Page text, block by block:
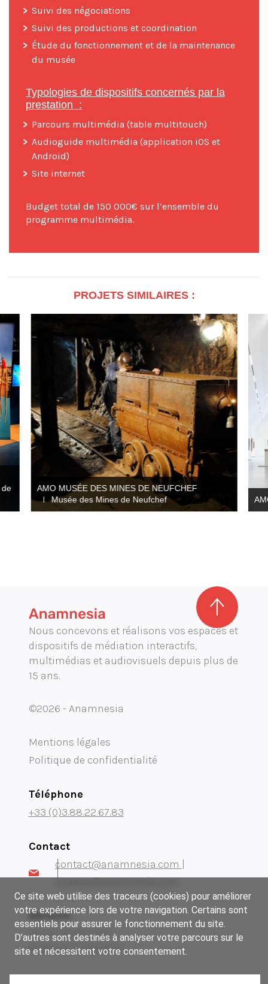
Suivi des négociations
Suivi des productions et coordination
Étude du fonctionnement et de la maintenance
du musée
Typologies de dispositifs concernés par la
prestation :
Parcours multimédia (table multitouch)
Audioguide multimédia (application iOS et
Android)
Site internet
Budget total de 150 000€ sur l’ensemble du
programme multimédia.
PROJETS SIMILAIRES :
AMO MUSÉE DES MINES DE NEUFCHEF
Musée des Mines de Neufchef
Nous concevons et réalisons vos espaces et
dispositifs de médiation interactifs,
multimédias et audiovisuels depuis plus de
15 ans.
©2026 - Anamnesia
Mentions légales
Politique de confidentialité
Téléphone
+33 (0)3.88.22.67.83
Contact
contact@anamnesia.com |
s.sappa@anamnesia.com
Adresse
14 rue du Brochet
67300 Schiltigheim
Ce site web utilise des traceurs (cookies) pour améliorer
votre expérience lors de votre navigation. Certains sont
essentiels pour assurer le fonctionnement du site.
D’autres sont destinés à analyser votre parcours sur le
site et nécessitent votre consentement.